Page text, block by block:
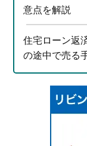
意点を解説
住宅ローン返
の途中で売る